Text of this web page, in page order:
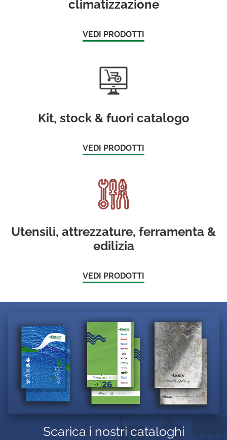
climatizzazione
VEDI PRODOTTI
Kit, stock & fuori catalogo
VEDI PRODOTTI
Utensili, attrezzature, ferramenta &
edilizia
VEDI PRODOTTI
Scarica i nostri cataloghi